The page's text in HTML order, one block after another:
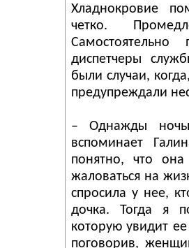
Хладнокровие
четко.
диспетчеры
были случаи,
предупреждали
– Однажды
вспоминает
понятно, что
жаловаться на
спросила у нее,
дочка. Тогда я
которую увидит
поговорив,